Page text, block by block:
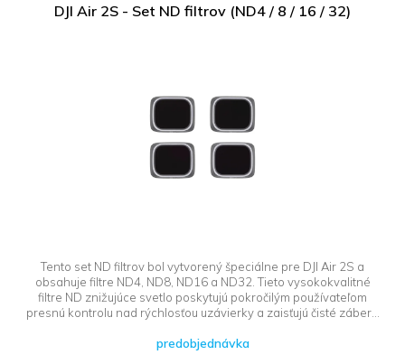
DJI Air 2S - Set ND filtrov (ND4 / 8 / 16 / 32)
Tento set ND filtrov bol vytvorený špeciálne pre DJI Air 2S a
obsahuje filtre ND4, ND8, ND16 a ND32. Tieto vysokokvalitné
filtre ND znižujúce svetlo poskytujú pokročilým používateľom
presnú kontrolu nad rýchlosťou uzávierky a zaisťujú čisté zábery,
ISO.
predobjednávka